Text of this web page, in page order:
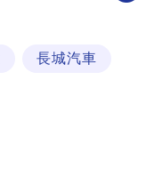
長城汽車